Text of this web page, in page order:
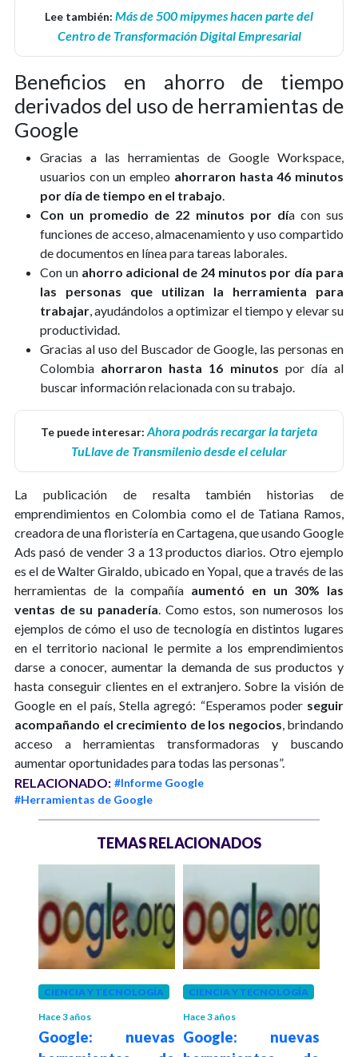
Lee también: Más de 500 mipymes hacen parte del
Centro de Transformación Digital Empresarial
Beneficios en ahorro de tiempo
derivados del uso de herramientas de
Google
Gracias a las herramientas de Google Workspace,
usuarios con un empleo ahorraron hasta 46 minutos
por día de tiempo en el trabajo.
Con un promedio de 22 minutos por día con sus
funciones de acceso, almacenamiento y uso compartido
de documentos en línea para tareas laborales.
Con unahorro adicional de 24 minutos por día para
las personas que utilizan la herramienta para
trabajar, ayudándolos a optimizar el tiempo y elevar su
productividad.
Gracias al uso del Buscador de Google, las personas en
Colombia ahorraron hasta 16 minutos por día al
buscar información relacionada con su trabajo.
Te puede interesar: Ahora podrás recargar la tarjeta
TuLlave de Transmilenio desde el celular
La publicación de resalta también historias de
emprendimientos en Colombia como el de Tatiana Ramos,
creadora de una floristería en Cartagena, que usando Google
Ads pasó de vender 3 a 13 productos diarios. Otro ejemplo
es el de Walter Giraldo, ubicado en Yopal, que a través de las
herramientas de la compañía aumentó en un 30% las
ventas de su panadería. Como estos, son numerosos los
ejemplos de cómo el uso de tecnología en distintos lugares
en el territorio nacional le permite a los emprendimientos
darse a conocer, aumentar la demanda de sus productos y
hasta conseguir clientes en el extranjero. Sobre la visión de
Google en el país, Stella agregó: “Esperamos poder seguir
acompañando el crecimiento de los negocios, brindando
acceso a herramientas transformadoras y buscando
aumentar oportunidades para todas las personas”.
RELACIONADO: #Informe Google
#Herramientas de Google
TEMAS RELACIONADOS
CIENCIA Y TECNOLOGÍA
Hace 3 años
Google: nuevas
CIENCIA Y TECNOLOGÍA
Hace 3 años
Google: nuevas